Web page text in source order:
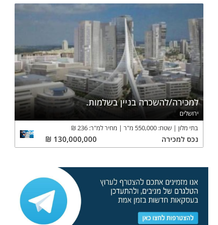
למכירה/להשכרה בניין בשלמות.
ירושלים
בתי מלון
שטח: 550,000 מ"ר מחיר למ"ר: 236
₪
נכס למכירה 130,000,000
₪